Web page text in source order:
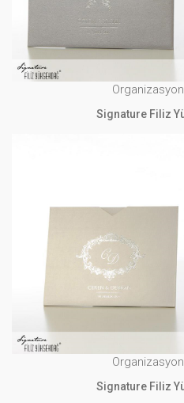
Signature Filiz
Signature Filiz
Signature Filiz